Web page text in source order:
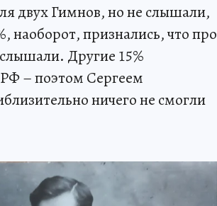
двух Гимнов, но не слышали,
наоборот, признались, что про
Другие 15%
– поэтом Сергеем
ничего не смогли